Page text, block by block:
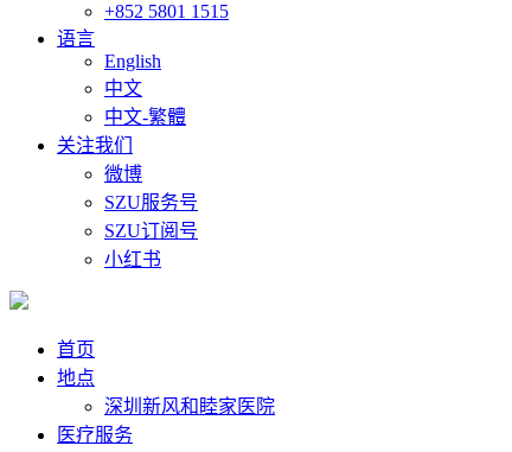
+852 5801 1515
语言
English
中文
中文-繁體
关注我们
微博
SZU服务号
SZU订阅号
小红书
首页
地点
深圳新风和睦家医院
医疗服务